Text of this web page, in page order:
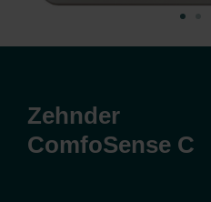
Zehnder
ComfoSense C